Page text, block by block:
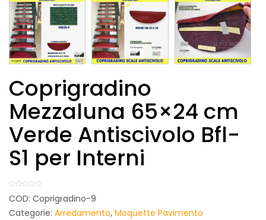
Coprigradino
Mezzaluna 65×24 cm
Verde Antiscivolo Bfl-
S1 per Interni
COD: Coprigradino-9
Categorie: Arredamento, Moquette Pavimento